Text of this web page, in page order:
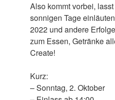
Also kommt vorbei,
sonnigen Tage
2022 und andere
zum Essen, Getränke
Create!
Kurz:
– Sonntag, 2. Oktober